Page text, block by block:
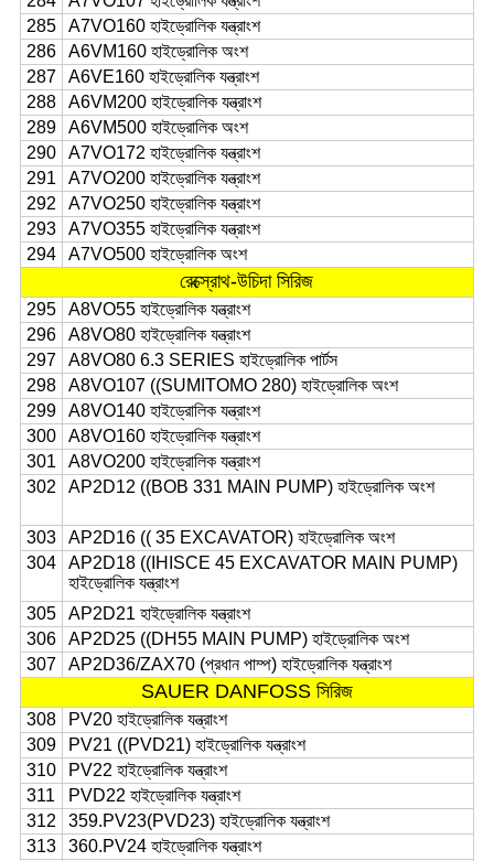
285
A7VO160 হাইড্রোলিক যন্ত্রাংশ
286
A6VM160 হাইড্রোলিক অংশ
287
A6VE160 হাইড্রোলিক যন্ত্রাংশ
288
A6VM200 হাইড্রোলিক যন্ত্রাংশ
289
A6VM500 হাইড্রোলিক অংশ
290
A7VO172 হাইড্রোলিক যন্ত্রাংশ
291
A7VO200 হাইড্রোলিক যন্ত্রাংশ
292
A7VO250 হাইড্রোলিক যন্ত্রাংশ
293
A7VO355 হাইড্রোলিক যন্ত্রাংশ
294
A7VO500 হাইড্রোলিক অংশ
রেক্স্রোথ-উচিদা সিরিজ
295
A8VO55 হাইড্রোলিক যন্ত্রাংশ
296
A8VO80 হাইড্রোলিক যন্ত্রাংশ
297
A8VO80 6.3 SERIES হাইড্রোলিক পার্টস
298
A8VO107 ((SUMITOMO 280) হাইড্রোলিক অংশ
299
A8VO140 হাইড্রোলিক যন্ত্রাংশ
300
A8VO160 হাইড্রোলিক যন্ত্রাংশ
301
A8VO200 হাইড্রোলিক যন্ত্রাংশ
302
AP2D12 ((BOB 331 MAIN PUMP) হাইড্রোলিক অংশ
303
AP2D16 (( 35 EXCAVATOR) হাইড্রোলিক অংশ
304
AP2D18 ((IHISCE 45 EXCAVATOR MAIN PUMP)
হাইড্রোলিক যন্ত্রাংশ
305
AP2D21 হাইড্রোলিক যন্ত্রাংশ
306
AP2D25 ((DH55 MAIN PUMP) হাইড্রোলিক অংশ
307
AP2D36/ZAX70 (প্রধান পাম্প) হাইড্রোলিক যন্ত্রাংশ
SAUER DANFOSS সিরিজ
308
PV20 হাইড্রোলিক যন্ত্রাংশ
309
PV21 ((PVD21) হাইড্রোলিক যন্ত্রাংশ
310
PV22 হাইড্রোলিক যন্ত্রাংশ
311
PVD22 হাইড্রোলিক যন্ত্রাংশ
312
359.PV23(PVD23) হাইড্রোলিক যন্ত্রাংশ
313
360.PV24 হাইড্রোলিক যন্ত্রাংশ